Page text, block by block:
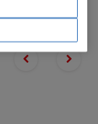
Previous slide
Next